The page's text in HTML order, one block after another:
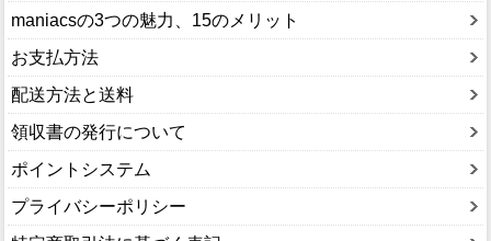
maniacsの3つの魅力、15のメリット
お支払方法
配送方法と送料
領収書の発行について
ポイントシステム
プライバシーポリシー